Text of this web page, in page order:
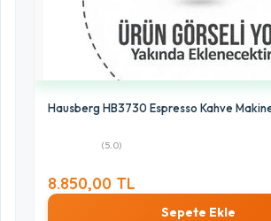
Hausberg HB3730 Espresso Kahve
(5.0)
8.850,00 TL
Sepete Ekle